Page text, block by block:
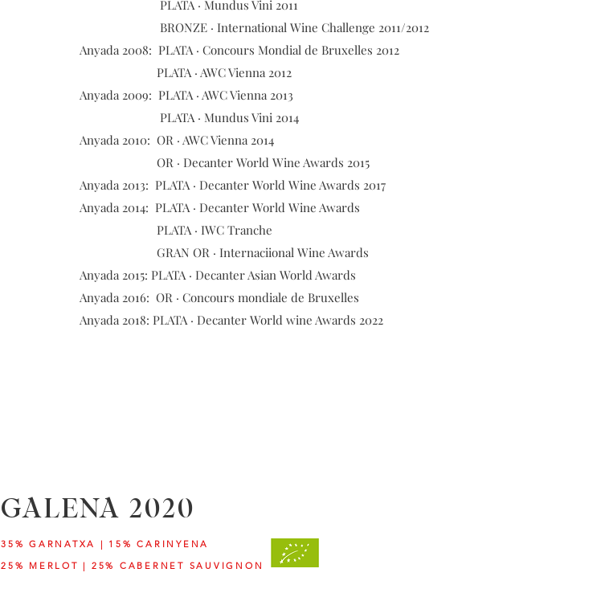
PLATA · Mundus Vini 2011
BRONZE · International Wine Challenge 2011/2012
Anyada2008: PLATA · Concours Mondial de Bruxelles 2012
PLATA · AWC Vienna 2012
Anyada2009: PLATA · AWC Vienna 2013
PLATA · Mundus Vini 2014
Anyada2010: OR · AWC Vienna 2014
OR · Decanter World Wine Awards 2015
Anyada2013: PLATA · Decanter World Wine Awards 2017
Anyada2014: PLATA · Decanter World Wine Awards
PLATA · IWC Tranche
GRAN OR · Internaciional Wine Awards
Anyada2015: PLATA · Decanter Asian World Awards
Anyada2016: OR · Concours mondiale de Bruxelles
Anyada2018: PLATA · Decanter World wine Awards 2022
GALENA 2020
35% GARNATXA | 15% CARINYENA
25% MERLOT | 25% CABERNET SAUVIGNON